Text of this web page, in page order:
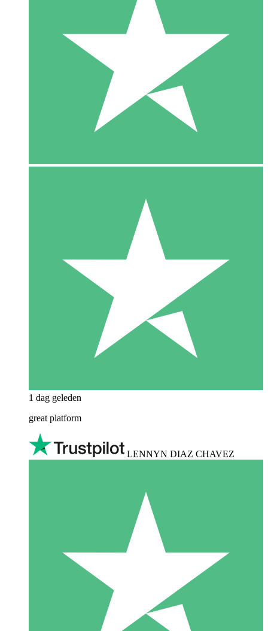
1 dag geleden
great platform
LENNYN DIAZ CHAVEZ